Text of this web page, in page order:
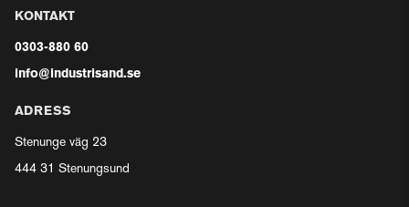
KONTAKT
0303-880 60
info@industrisand.se
ADRESS
Stenunge väg 23
444 31 Stenungsund